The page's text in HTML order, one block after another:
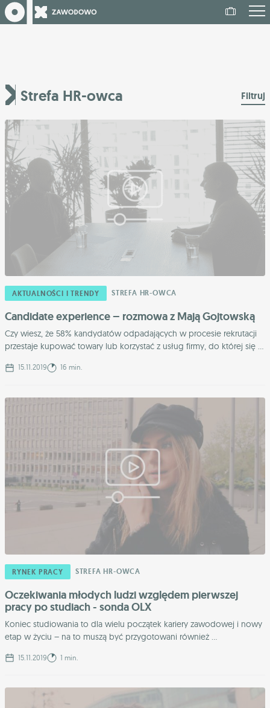
Strefa HR-owca Filtruj
AKTUALNOŚCI I TRENDY STREFA HR-OWCA
Candidate experience – rozmowa z Mają Gojtowską
Czy wiesz, że 58% kandydatów odpadających w procesie rekrutacji
przestaje kupować towary lub korzystać z usług firmy, do której się ...
15.11.2019 16 min.
RYNEK PRACY STREFA HR-OWCA
Oczekiwania młodych ludzi względem pierwszej
pracy po studiach - sonda OLX
Koniec studiowania to dla wielu początek kariery zawodowej i nowy
etap w życiu – na to muszą być przygotowani również ...
15.11.2019 1 min.